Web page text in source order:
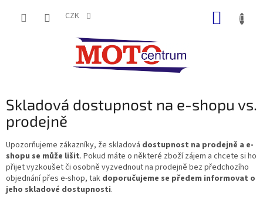
CZK
Skladová dostupnost na e-shopu vs.
prodejně
Upozorňujeme zákazníky, že skladová dostupnost na prodejně a e-
shopu se může lišit. Pokud máte o některé zboží zájem a chcete si ho
přijet vyzkoušet či osobně vyzvednout na prodejně bez předchozího
objednání přes e-shop, tak doporučujeme se předem informovat o
jeho skladové dostupnosti.